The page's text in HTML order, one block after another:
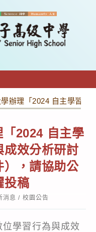
辦理「2024 自主學習節
「2024 自主學
成效分析研討
），請協助公
投稿
消息 / 校園公告
學習行為與成效